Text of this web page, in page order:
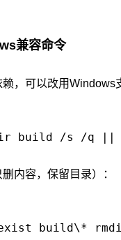
兼容命令
，可以改用Windows
内容，保留目录）：